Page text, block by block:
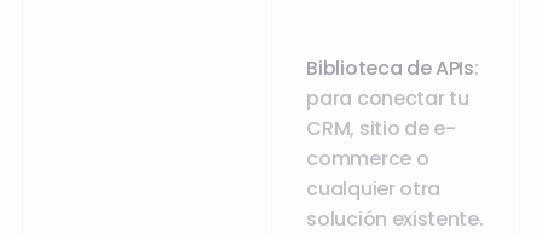
Biblioteca de APIs:
para conectar tu
CRM, sitio de e-
commerce o
cualquier otra
solución existente.